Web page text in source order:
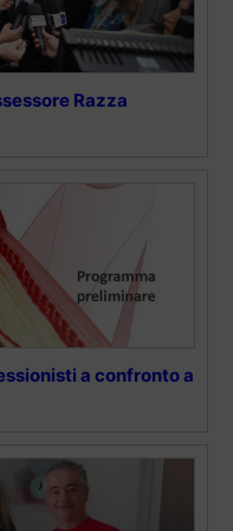
Razza
a confronto a